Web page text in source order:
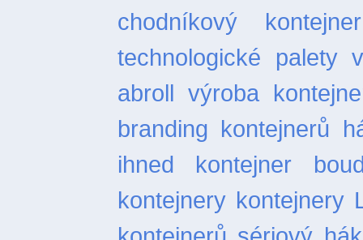
chodníkový
technologické palety
abroll výroba
branding kontejnerů
ihned
kontejner
kontejnery kontejnery